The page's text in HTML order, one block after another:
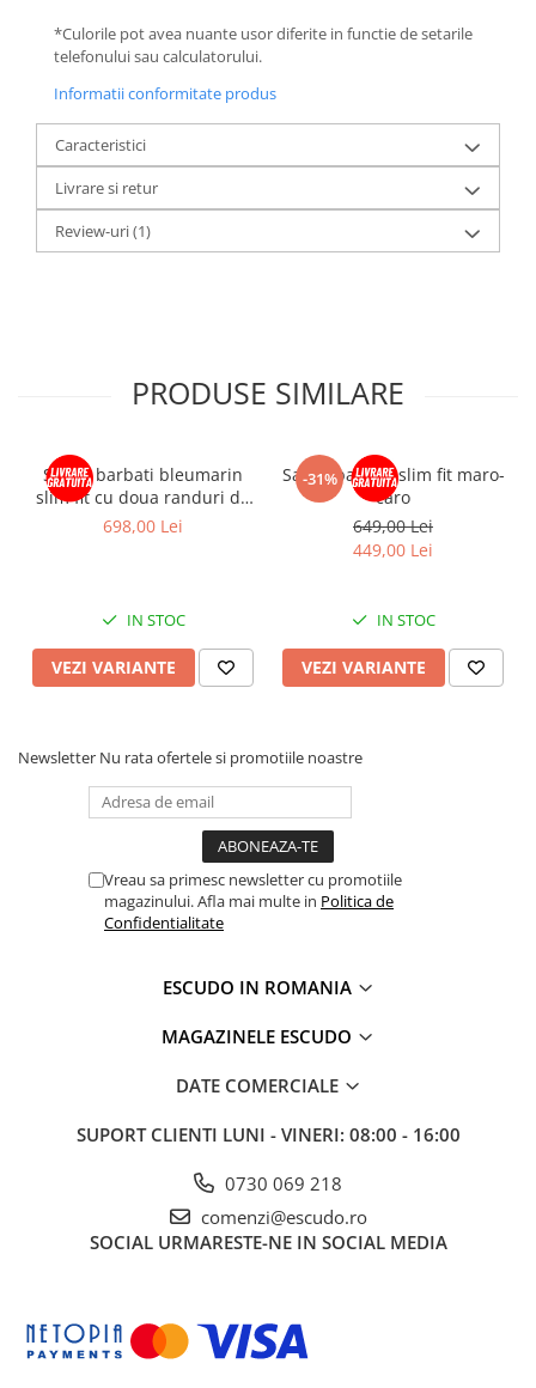
*Culorile pot avea nuante usor diferite in functie de setarile
telefonului sau calculatorului.
Informatii conformitate produs
Caracteristici
Livrare si retur
Review-uri(1)
PRODUSE SIMILARE
Sacou barbati bleumarin
slim fit cu doua randuri de
nasturi
698,00 Lei
IN STOC
VEZI VARIANTE
-31%
Sacou barbati slim fit maro-
caro
649,00 Lei
449,00 Lei
IN STOC
VEZI VARIANTE
Newsletter Nu rata ofertele si promotiile noastre
Vreau sa primesc newsletter cu promotiile
magazinului. Afla mai multe in Politica de
Confidentialitate
ESCUDO IN ROMANIA
MAGAZINELE ESCUDO
DATE COMERCIALE
SUPORT CLIENTI LUNI - VINERI: 08:00 - 16:00
0730 069 218
comenzi@escudo.ro
SOCIAL URMARESTE-NE IN SOCIAL MEDIA